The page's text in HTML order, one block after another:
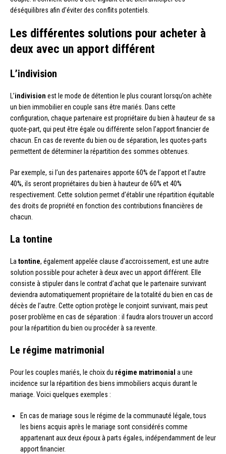
déséquilibres afin d’éviter des conflits potentiels.
Les différentes solutions pour acheter à
deux avec un apport différent
L’indivision
L’indivision est le mode de détention le plus courant lorsqu’on achète
un bien immobilier en couple sans être mariés. Dans cette
configuration, chaque partenaire est propriétaire du bien à hauteur de sa
quote-part, qui peut être égale ou différente selon l’apport financier de
chacun. En cas de revente du bien ou de séparation, les quotes-parts
permettent de déterminer la répartition des sommes obtenues.
Par exemple, si l’un des partenaires apporte 60% de l’apport et l’autre
40%, ils seront propriétaires du bien à hauteur de 60% et 40%
respectivement. Cette solution permet d’établir une répartition équitable
des droits de propriété en fonction des contributions financières de
chacun.
La tontine
Latontine, également appelée clause d’accroissement, est une autre
solution possible pour acheter à deux avec un apport différent. Elle
consiste à stipuler dans le contrat d’achat que le partenaire survivant
deviendra automatiquement propriétaire de la totalité du bien en cas de
décès de l’autre. Cette option protège le conjoint survivant, mais peut
poser problème en cas de séparation : il faudra alors trouver un accord
pour la répartition du bien ou procéder à sa revente.
Le régime matrimonial
Pour les couples mariés, le choix du régime matrimonial a une
incidence sur la répartition des biens immobiliers acquis durant le
mariage. Voici quelques exemples :
En cas de mariage sous le régime de la communauté légale, tous
les biens acquis après le mariage sont considérés comme
appartenant aux deux époux à parts égales, indépendamment de leur
apport financier.